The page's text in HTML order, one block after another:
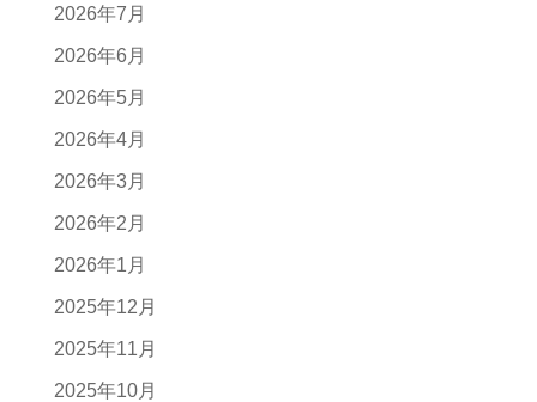
2026年7月
2026年6月
2026年5月
2026年4月
2026年3月
2026年2月
2026年1月
2025年12月
2025年11月
2025年10月